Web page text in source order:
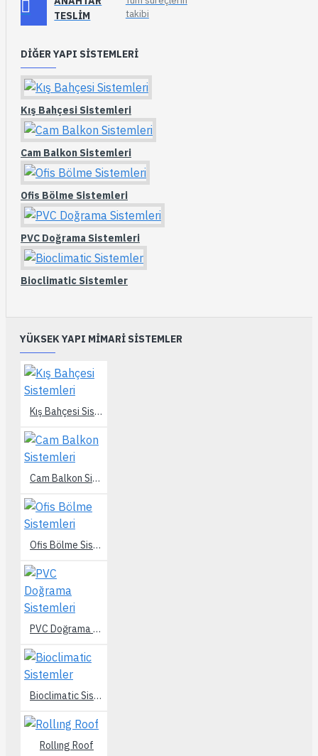
TESLIM
takibi
DIĞER YAPI SISTEMLERI
Kış Bahçesi Sistemleri
Cam Balkon Sistemleri
Ofis Bölme Sistemleri
PVC Doğrama Sistemleri
Bioclimatic Sistemler
YÜKSEK YAPI MIMARI SISTEMLER
Kış Bahçesi Sistemleri
Cam Balkon Sistemleri
Ofis Bölme Sistemleri
PVC Doğrama Sistemleri
Bioclimatic Sistemler
Rollıng Roof